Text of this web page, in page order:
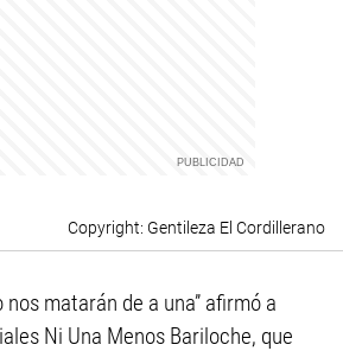
Gentileza El Cordillerano
nos matarán de a una” afirmó a
Ni Una Menos Bariloche, que